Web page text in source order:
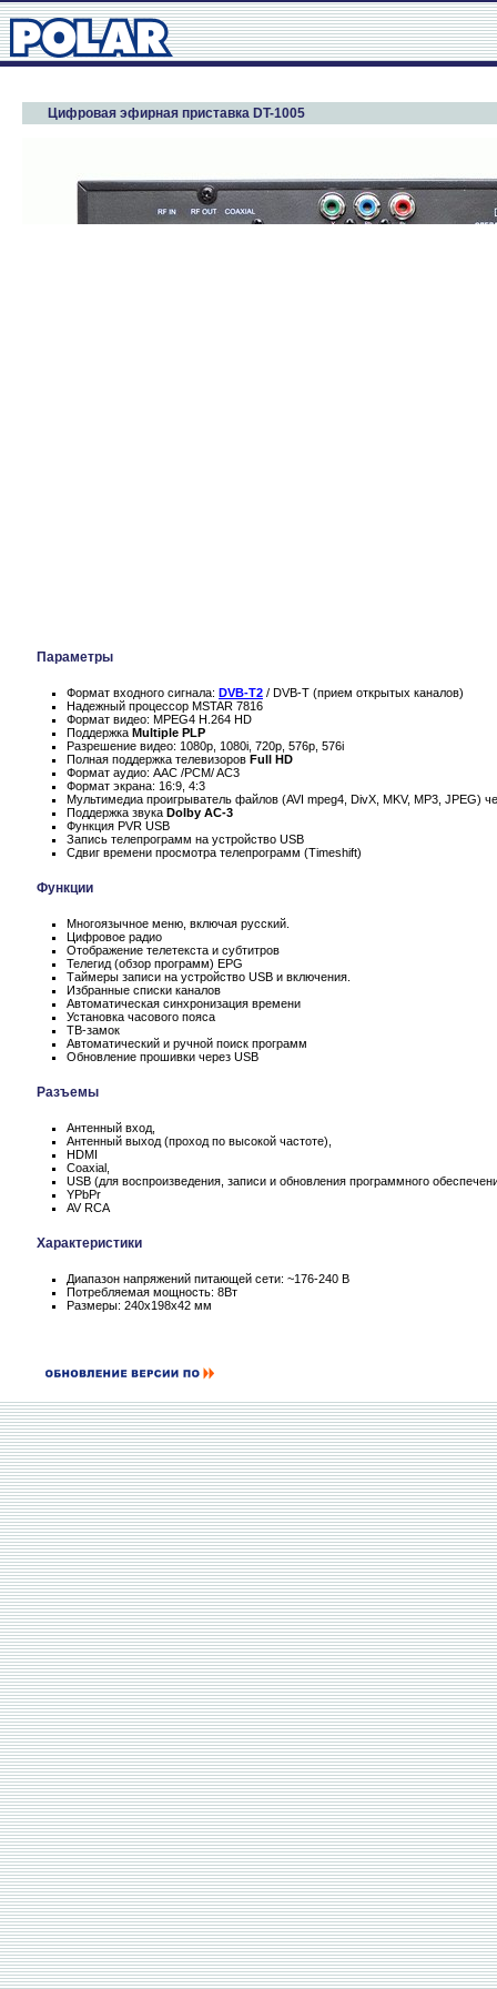
Цифровая эфирная приставка DT-1005
Параметры
Формат входного сигнала: DVB-T2 / DVB-T (прием открытых каналов)
Надежный процессор MSTAR 7816
Формат видео: MPEG4 H.264 HD
Поддержка Multiple PLP
Разрешение видео: 1080p, 1080i, 720p, 576p, 576i
Полная поддержка телевизоров Full HD
Формат аудио: AAC /PCM/ AC3
Формат экрана: 16:9, 4:3
Мультимедиа проигрыватель файлов (AVI mpeg4, DivX, MKV, MP3, JPEG)
Поддержка звука Dolby AC-3
Функция PVR USB
Запись телепрограмм на устройство USB
Сдвиг времени просмотра телепрограмм (Timeshift)
Функции
Многоязычное меню, включая русский.
Цифровое радио
Отображение телетекста и субтитров
Телегид (обзор программ) EPG
Таймеры записи на устройство USB и включения.
Избранные списки каналов
Автоматическая синхронизация времени
Установка часового пояса
ТВ-замок
Автоматический и ручной поиск программ
Обновление прошивки через USB
Разъемы
Антенный вход,
Антенный выход (проход по высокой частоте),
HDMI
Coaxial,
USB (для воспроизведения, записи и обновления программного
YPbPr
AV RCA
Характеристики
Диапазон напряжений питающей сети: ~176-240 В
Потребляемая мощность: 8Вт
Размеры: 240x198x42 мм